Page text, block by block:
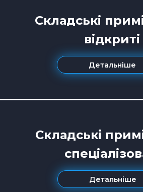
Складські
відкриті
Детальніше
Складські
Детальніше